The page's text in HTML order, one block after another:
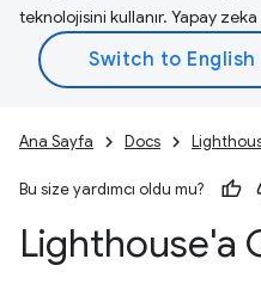
teknolojisini kullanır. Yapay
Ana Sayfa Docs
Bu size yardımcı oldu mu?
Lighthouse'a